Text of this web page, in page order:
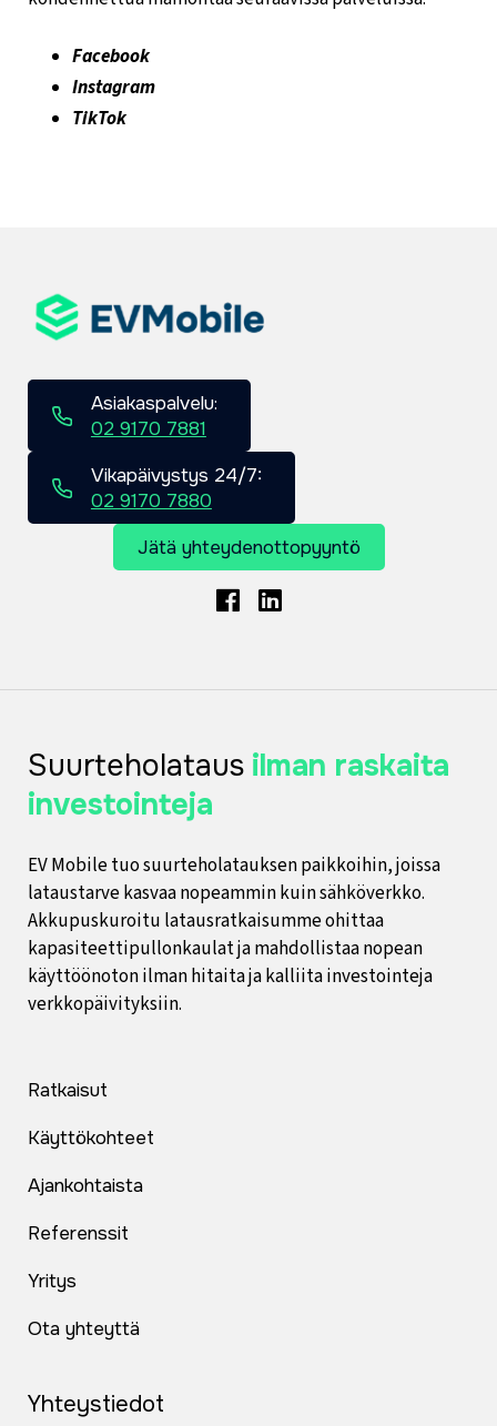
Facebook
Instagram
TikTok
Asiakaspalvelu:
02 9170 7881
Vikapäivystys 24/7:
02 9170 7880
Jätä yhteydenottopyyntö
Facebook
LinkedIn
Suurteholataus ilman raskaita
investointeja
EV Mobile tuo suurteholatauksen paikkoihin, joissa
lataustarve kasvaa nopeammin kuin sähköverkko.
Akkupuskuroitu latausratkaisumme ohittaa
kapasiteettipullonkaulat ja mahdollistaa nopean
käyttöönoton ilman hitaita ja kalliita investointeja
verkkopäivityksiin.
Ratkaisut
Käyttökohteet
Ajankohtaista
Referenssit
Yritys
Ota yhteyttä
Yhteystiedot